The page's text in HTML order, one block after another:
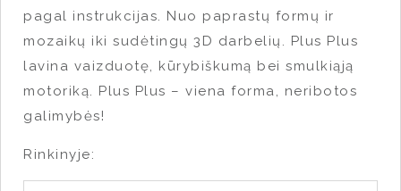
pagal instrukcijas. Nuo paprastų formų ir
mozaikų iki sudėtingų 3D darbelių. Plus Plus
lavina vaizduotę, kūrybiškumą bei smulkiąją
motoriką. Plus Plus – viena forma, neribotos
galimybės!
Rinkinyje: